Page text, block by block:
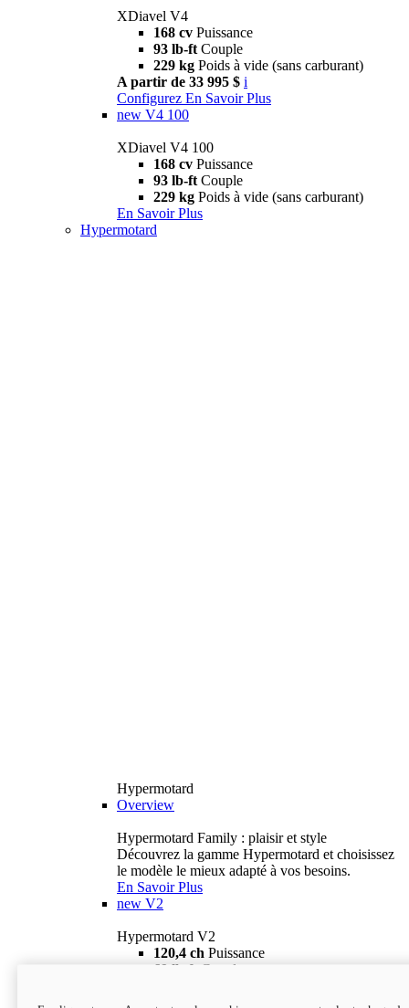
XDiavel V4
168 cv Puissance
93 lb-ft Couple
229 kg Poids à vide (sans carburant)
A partir de 33 995 $ i
Configurez En Savoir Plus
new V4 100
XDiavel V4 100
168 cv Puissance
93 lb-ft Couple
229 kg Poids à vide (sans carburant)
En Savoir Plus
Hypermotard
Hypermotard
Overview
Hypermotard Family : plaisir et style
Découvrez la gamme Hypermotard et choisissez
le modèle le mieux adapté à vos besoins.
En Savoir Plus
new V2
Hypermotard V2
120,4 ch Puissance
69 lb-ft
Couple
18 895 $